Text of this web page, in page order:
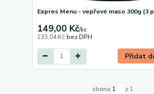
Expres Menu - vepřové maso 300g (3
149,00 Kč/ks
133,04 Kč bez DPH
Přidat
strana z 1